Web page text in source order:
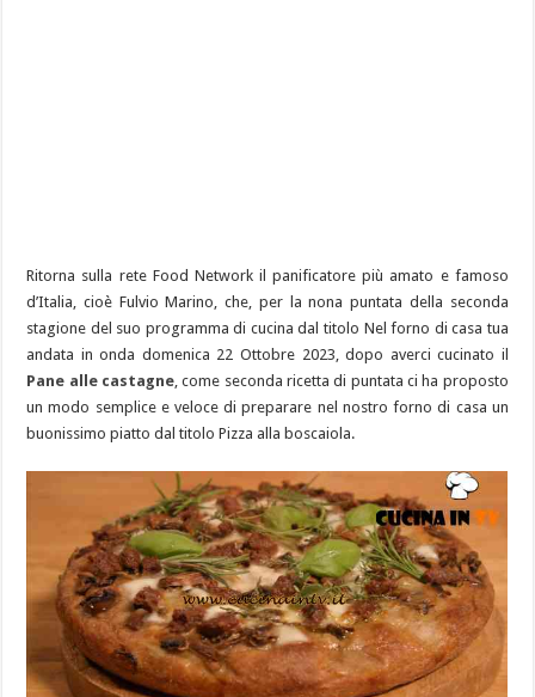
Ritorna sulla rete Food Network il panificatore più amato e famoso
d’Italia, cioè Fulvio Marino, che, per la nona puntata della seconda
stagione del suo programma di cucina dal titolo Nel forno di casa tua
andata in onda domenica 22 Ottobre 2023, dopo averci cucinato il
Pane alle castagne, come seconda ricetta di puntata ci ha proposto
un modo semplice e veloce di preparare nel nostro forno di casa un
buonissimo piatto dal titolo Pizza alla boscaiola.